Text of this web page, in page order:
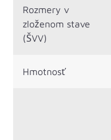
Rozmery v
zloženom stave
(ŠVV)
Hmotnosť